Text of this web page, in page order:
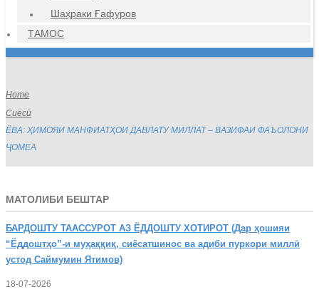
Шаҳраки Ғафуров
ТАМОС
Home
Сиёсӣ
ЁВА: ҲИМОЯИ МАНФИАТҲОИ ДАВЛАТУ МИЛЛАТ – ВАЗИФАИ ФАЪОЛОНИ
ҶОМЕА
МАТОЛИБИ БЕШТАР
БАРДОШТУ ТААССУРОТ АЗ ЁДДОШТУ ХОТИРОТ (Дар ҳошияи
“Ёддоштҳо”-и муҳаққиқ, сиёсатшинос ва адиби пуркори миллӣ
устод Саймумин Ятимов)
18-07-2026